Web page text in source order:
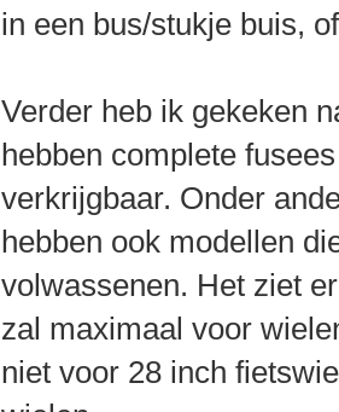
in een bus/stukje buis,
Verder heb ik gekeken
hebben complete
verkrijgbaar. Onder
hebben ook modellen
volwassenen. Het ziet
zal maximaal voor
niet voor 28 inch